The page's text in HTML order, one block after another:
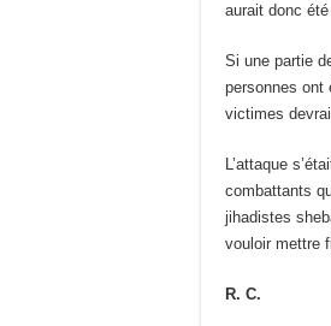
aurait donc
Si une partie
personnes ont
victimes
L’attaque
combattants
jihadistes
vouloir mettre
R. C.